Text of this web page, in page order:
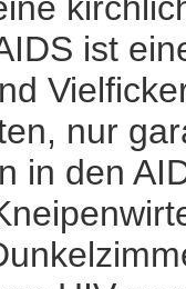
ist
nur
in den